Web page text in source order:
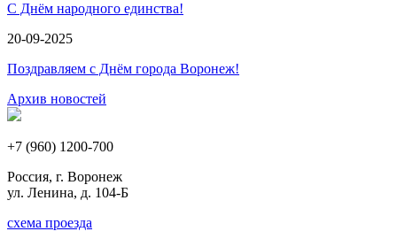
С Днём народного единства!
20-09-2025
Поздравляем с Днём города Воронеж!
Архив новостей
+7 (960) 1200-700
Россия, г. Воронеж
ул. Ленина, д. 104-Б
схема проезда